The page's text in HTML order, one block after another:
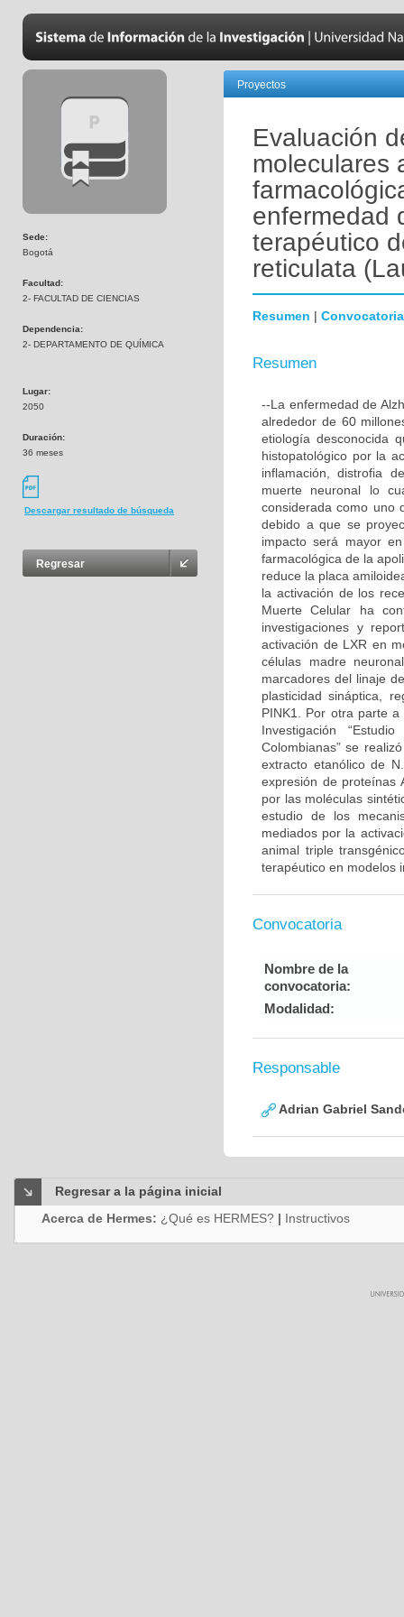
Sede:
Bogotá
Facultad:
2- FACULTAD DE CIENCIAS
Dependencia:
2- DEPARTAMENTO DE QUÍMICA
Lugar:
2050
Duración:
36 meses
Descargar resultado de búsqueda
Regresar
Proyectos
Evaluación
moleculares
enfermedad
terapéutico
reticulata
Resumen | Convocatoria
Resumen
--La enfermedad de
alrededor de 60
etiología desconocida
histopatológico por la
inflamación, distrofia
muerte neuronal lo
considerada como uno
debido a que se
impacto será mayor
farmacológica de la
reduce la placa
la activación de los
Muerte Celular ha
investigaciones y
activación de LXR en
células madre
marcadores del linaje
plasticidad sináptica,
PINK1. Por otra parte
Investigación
Colombianas” se
extracto etanólico de
expresión de proteínas
por las moléculas
estudio de los
mediados por la
animal triple
terapéutico en modelos
Convocatoria
Nombre de la
convocatoria:
Modalidad:
Responsable
Adrian Gabriel
Regresar a la página inicial
Acerca de Hermes: ¿Qué es HERMES? | Instructivos